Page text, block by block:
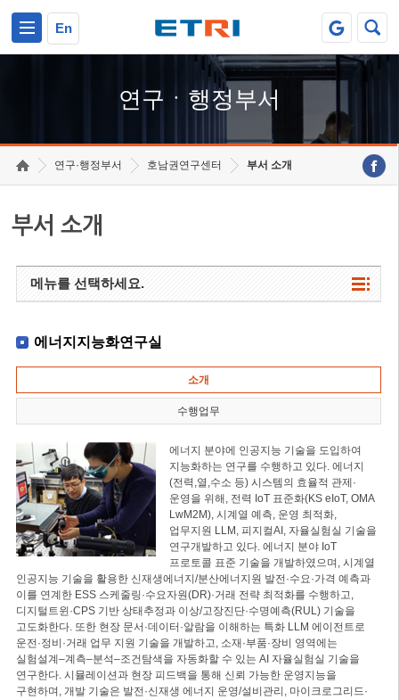
En
연구ㆍ행정부서
연구·행정부서 호남권연구센터 부서 소개
부서 소개
메뉴를 선택하세요.
에너지지능화연구실
소개
수행업무
에너지 분야에 인공지능 기술을 도입하여
지능화하는 연구를 수행하고 있다. 에너지
(전력,열,수소 등) 시스템의 효율적 관제·
운영을 위해, 전력 IoT 표준화(KS eIoT, OMA
LwM2M), 시계열 예측, 운영 최적화,
업무지원 LLM, 피지컬AI, 자율실험실 기술을
연구개발하고 있다. 에너지 분야 IoT
프로토콜 표준 기술을 개발하였으며, 시계열
인공지능 기술을 활용한 신재생에너지/분산에너지원 발전·수요·가격 예측과
이를 연계한 ESS 스케줄링·수요자원(DR)·거래 전략 최적화를 수행하고,
디지털트윈·CPS 기반 상태추정과 이상/고장진단·수명예측(RUL) 기술을
고도화한다. 또한 현장 문서·데이터·알람을 이해하는 특화 LLM 에이전트로
운전·정비·거래 업무 지원 기술을 개발하고, 소재·부품·장비 영역에는
실험설계–계측–분석–조건탐색을 자동화할 수 있는 AI 자율실험실 기술을
연구한다. 시뮬레이션과 현장 피드백을 통해 신뢰 가능한 운영지능을
구현하며, 개발 기술은 발전·신재생 에너지 운영/설비관리, 마이크로그리드·